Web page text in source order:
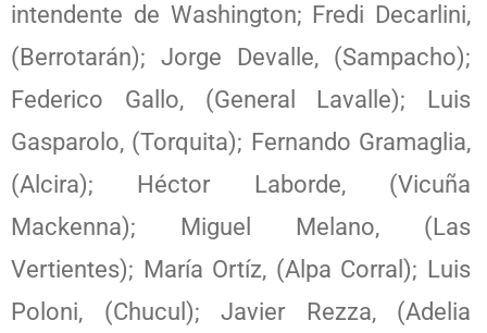
intendente de Washington; Fredi Decarlini,
(Berrotarán); Jorge Devalle, (Sampacho);
Federico Gallo, (General Lavalle); Luis
Gasparolo, (Torquita); Fernando Gramaglia,
(Alcira); Héctor Laborde, (Vicuña
Mackenna); Miguel Melano, (Las
Vertientes); María Ortíz, (Alpa Corral); Luis
Poloni, (Chucul); Javier Rezza, (Adelia